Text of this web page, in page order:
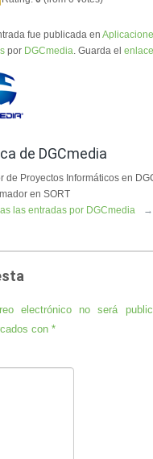
fue publicada en
por DGCmedia. Guarda el
de DGCmedia
de Proyectos Informáticos en
en SORT
las entradas por DGCmedia
→
electrónico no será
con *